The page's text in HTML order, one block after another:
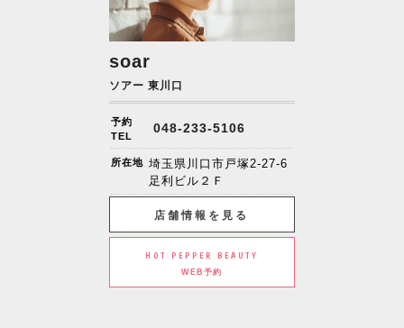
soar
ソアー 東川口
予約
TEL
048-233-5106
所在地 埼玉県川口市戸塚2-27-6
足利ビル２Ｆ
店舗情報を見る
HOT PEPPER BEAUTY
WEB予約